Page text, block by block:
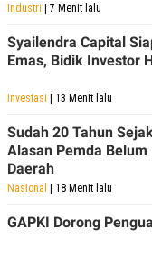
Industri | 7 Menit lalu
Syailendra Capital
Emas, Bidik Investor
Investasi | 13 Menit lalu
Sudah 20 Tahun
Alasan Pemda
Daerah
Nasional | 18 Menit lalu
GAPKI Dorong